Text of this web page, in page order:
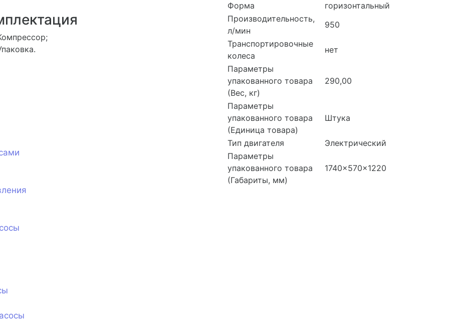
Форма
горизонтальный
Производительность,
л/мин
950
Транспортировочные
колеса
нет
Параметры
упакованного товара
(Вес, кг)
290,00
Параметры
упакованного товара
(Единица товара)
Штука
Тип двигателя
Электрический
Параметры
упакованного товара
(Габариты, мм)
1740x570x1220